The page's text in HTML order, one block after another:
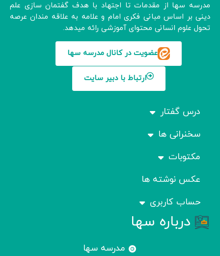
مدرسه سها از مقدمات تا اجتهاد با هدف گفتمان سازی علم
دینی بر اساس مبانی فکری امام و علامه به علاقه مندان عرصه
تحول علوم انسانی محتوای آموزشی رائه میدهد.
عضویت در کانال مدرسه سها
ارتباط با دبیر سایت
درس گفتار
سخنرانی ها
مکتوبات
عکس نوشته ها
حساب کاربری
درباره سها
مدرسه سها